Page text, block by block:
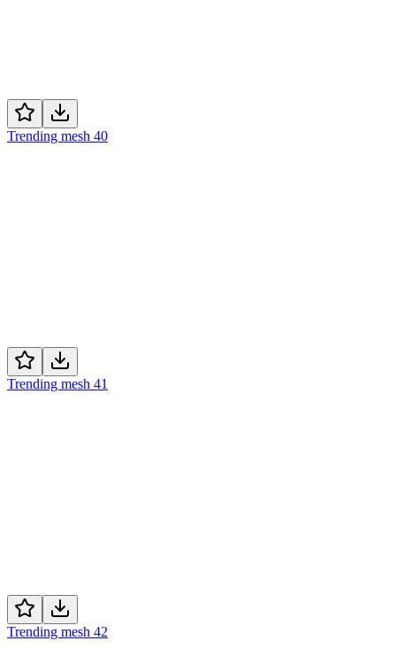
Trending mesh 40
Trending mesh 41
Trending mesh 42